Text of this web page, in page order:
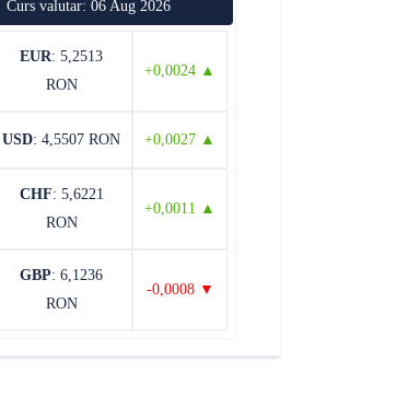
Curs valutar: 06 Aug 2026
EUR: 5,2513
RON
+0,0024 ▲
USD: 4,5507 RON +0,0027 ▲
CHF: 5,6221
RON
+0,0011 ▲
GBP: 6,1236
RON
-0,0008 ▼